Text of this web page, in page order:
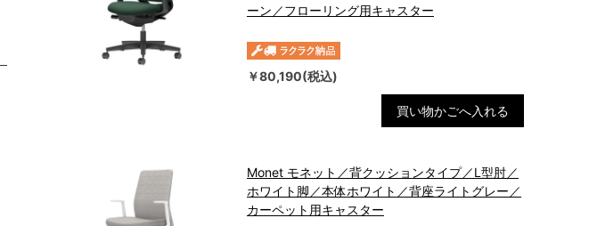
ーン／フローリング用キャスター
￥80,190(税込)
買い物かごへ入れる
Monet モネット／背クッションタイプ／L型肘／
ホワイト脚／本体ホワイト／背座ライトグレー／
カーペット用キャスター